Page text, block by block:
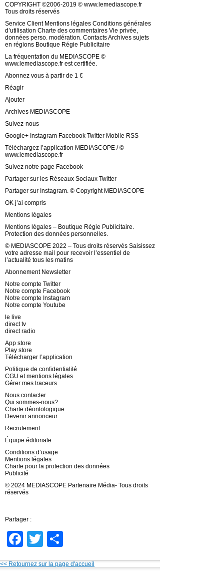
COPYRIGHT ©2006-2019 © www.lemediascope.fr
Tous droits réservés
Service Client Mentions légales Conditions générales
d’utilisation Charte des commentaires Vie privée,
données perso. modération. Contacts Archives sujets
en régions Boutique Régie Publicitaire
La fréquentation du MEDIASCOPE ©
www.lemediascope.fr est certifiée.
Abonnez vous à partir de 1 €
Réagir
Ajouter
Archives MEDIASCOPE
Suivez-nous
Google+ Instagram Facebook Twitter Mobile RSS
Téléchargez l’application MEDIASCOPE / ©
www.lemediascope.fr
Suivez notre page Facebook
Partager sur les Réseaux Sociaux Twitter
Partager sur Instagram. © Copyright MEDIASCOPE
OK j’ai compris
Mentions légales
Mentions légales – Boutique Régie Publicitaire.
Protection des données personnelles.
© MEDIASCOPE 2022 – Tous droits réservés Saisissez
votre adresse mail pour recevoir l’essentiel de
l’actualité tous les matins
Abonnement Newsletter
Notre compte Twitter
Notre compte Facebook
Notre compte Instagram
Notre compte Youtube
le live
direct tv
direct radio
App store
Play store
Télécharger l’application
Politique de confidentialité
CGU et mentions légales
Gérer mes traceurs
Nous contacter
Qui sommes-nous?
Charte déontologique
Devenir annonceur
Recrutement
Équipe éditoriale
Conditions d’usage
Mentions légales
Charte pour la protection des données
Publicité
© 2024 MEDIASCOPE Partenaire Média- Tous droits
réservés
Partager :
Facebook
Twitter
<< Retournez sur la page d'accueil